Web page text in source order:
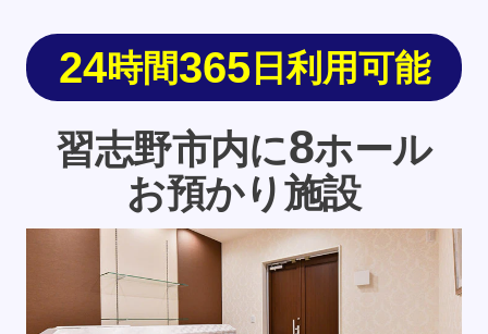
24時間365日利用可能
習志野市内に8ホール
お預かり施設